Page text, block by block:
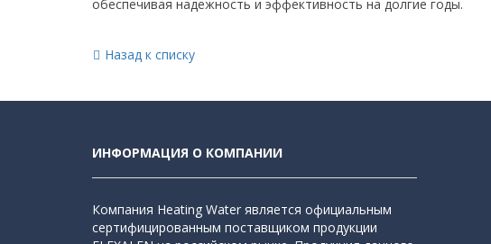
обеспечивая надежность и эффективность на долгие годы.
Назад к списку
ИНФОРМАЦИЯ О КОМПАНИИ
Компания Heating Water является официальным
сертифицированным поставщиком продукции